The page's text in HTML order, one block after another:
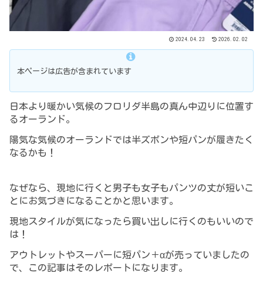
2024.04.23 2026.02.02
本ページは広告が含まれています
日本より暖かい気候のフロリダ半島の真ん中辺りに位置す
るオーランド。
陽気な気候のオーランドでは半ズボンや短パンが履きたく
なるかも！
なぜなら、現地に行くと男子も女子もパンツの丈が短いこ
とにお気づきになることかと思います。
現地スタイルが気になったら買い出しに行くのもいいので
は！
アウトレットやスーパーに短パン＋αが売っていましたの
で、この記事はそのレポートになります。